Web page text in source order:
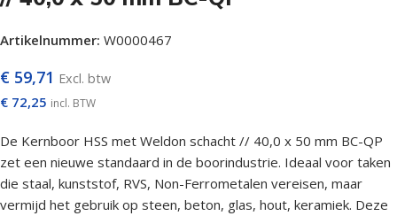
Artikelnummer: W0000467
€ 59,71 Excl. btw
€ 72,25 incl. BTW
De Kernboor HSS met Weldon schacht // 40,0 x 50 mm BC-QP
zet een nieuwe standaard in de boorindustrie. Ideaal voor taken
die staal, kunststof, RVS, Non-Ferrometalen vereisen, maar
vermijd het gebruik op steen, beton, glas, hout, keramiek. Deze